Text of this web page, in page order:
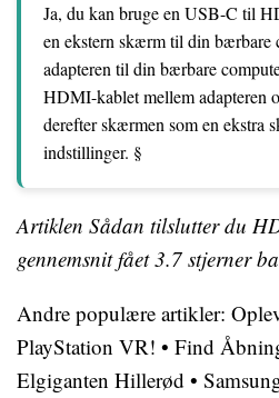
Ja, du kan bruge en USB-C til
en ekstern skærm til din bærbare
adapteren til din bærbare
HDMI-kablet mellem adapteren
derefter skærmen som en ekstra
indstillinger. §
Artiklen Sådan tilslutter du
gennemsnit fået3.7 stjerner
Andre populære artikler:
PlayStation VR! • Find
Elgiganten Hillerød •